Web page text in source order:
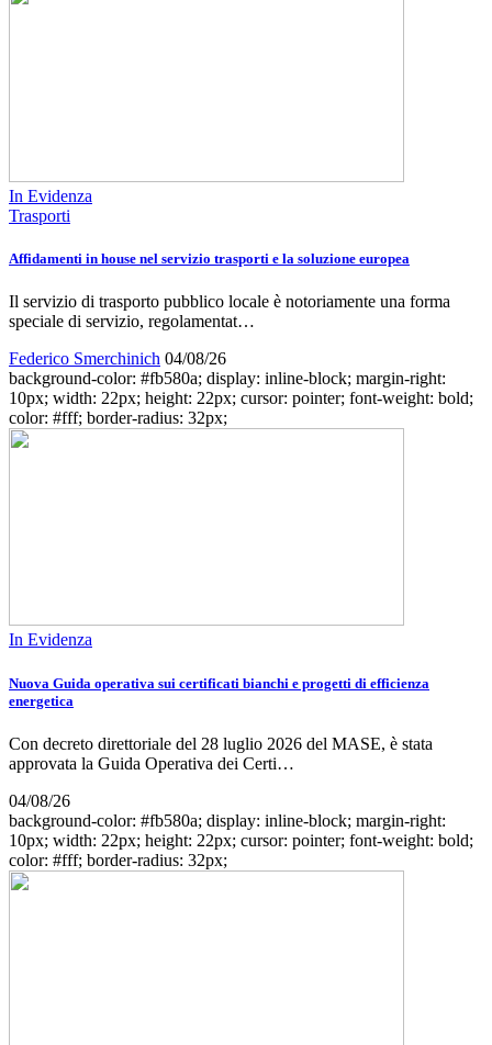
In Evidenza
Trasporti
Affidamenti in house nel servizio trasporti e la soluzione europea
Il servizio di trasporto pubblico locale è notoriamente una forma
speciale di servizio, regolamentat…
Federico Smerchinich 04/08/26
background-color: #fb580a; display: inline-block; margin-right:
10px; width: 22px; height: 22px; cursor: pointer; font-weight: bold;
color: #fff; border-radius: 32px;
In Evidenza
Nuova Guida operativa sui certificati bianchi e progetti di efficienza
energetica
Con decreto direttoriale del 28 luglio 2026 del MASE, è stata
approvata la Guida Operativa dei Certi…
04/08/26
background-color: #fb580a; display: inline-block; margin-right:
10px; width: 22px; height: 22px; cursor: pointer; font-weight: bold;
color: #fff; border-radius: 32px;